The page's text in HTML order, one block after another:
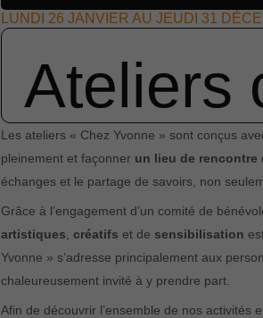
LUNDI 26 JANVIER AU JEUDI 31
Ateliers
Les ateliers « Chez Yvonne » sont conçus
pleinement et façonner un lieu de rencontre
échanges et le partage de savoirs, non
Grâce à l’engagement d’un comité de
artistiques créatifs et de sensibilisation
Yvonne » s’adresse principalement aux
chaleureusement invité à y prendre part.
Afin de découvrir l’ensemble de nos activités